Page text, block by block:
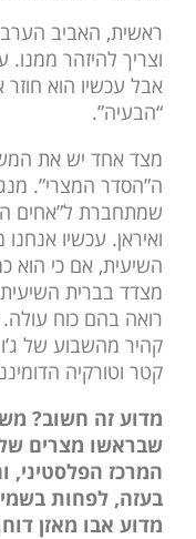
ראשית, האביב
וצריך להיזהר
אבל עכשיו הוא חוזר
“הבעיה”.
מצד אחד יש את
ה”הסדר המצרי”.
שמתחברת ל”אחים
ואיראן. עכשיו
השיעית, אם כי הוא
מצדד בברית
רואה בהם כוח
קהיר מהשבוע של
קטר וטורקיה
מדוע זה חשוב?
שבראשו מצרים של
המרכז הפלסטיני,
בעזה, לפחות
מדוע אבו מאזן